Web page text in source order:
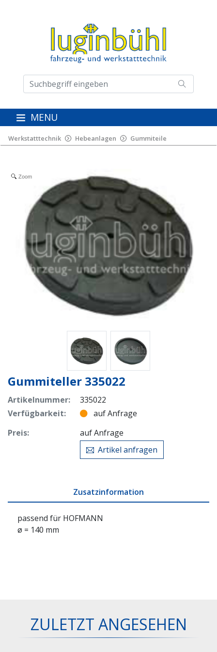
MENU
Werkstatttechnik Hebeanlagen Gummiteile
Zoom
Gummiteller 335022
Artikelnummer:
335022
Verfügbarkeit:
auf Anfrage
Preis:
auf Anfrage
Artikel anfragen
Zusatzinformation
passend für HOFMANN
ø = 140 mm
ZULETZT ANGESEHEN